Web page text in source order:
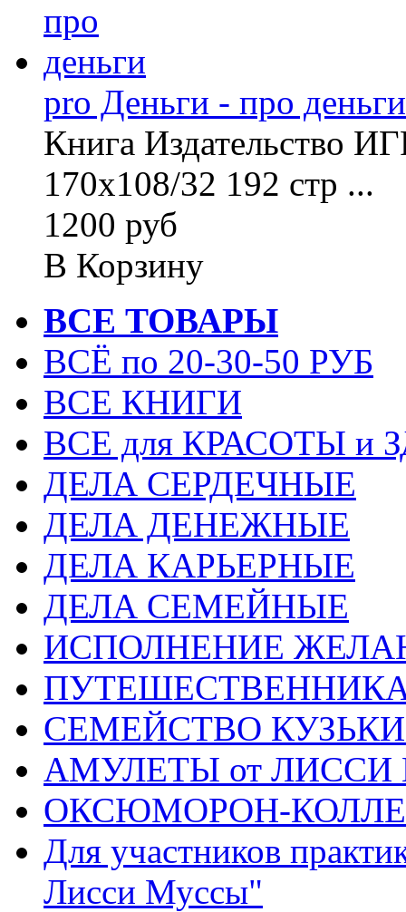
pro Деньги - про деньги
Книга Издательство
170х108/32 192 стр ...
1200 руб
В Корзину
ВСЕ ТОВАРЫ
ВСЁ по 20-30-50 РУБ
ВСЕ КНИГИ
ВСЕ для КРАСОТЫ и
ДЕЛА СЕРДЕЧНЫЕ
ДЕЛА ДЕНЕЖНЫЕ
ДЕЛА КАРЬЕРНЫЕ
ДЕЛА СЕМЕЙНЫЕ
ИСПОЛНЕНИЕ
СЕМЕЙСТВО
АМУЛЕТЫ от
ОКСЮМОРОН-
Для участников
Лисси Муссы"